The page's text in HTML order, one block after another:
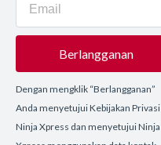
Berlangganan
Dengan mengklik “Berlangganan”
Anda menyetujui Kebijakan Privasi
Ninja Xpress dan menyetujui Ninja